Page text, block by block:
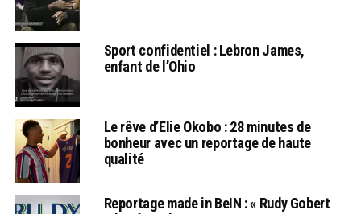
Sport confidentiel : Lebron James,
enfant de l’Ohio
Le rêve d’Elie Okobo : 28 minutes de
bonheur avec un reportage de haute
qualité
Reportage made in BeIN : « Rudy Gobert